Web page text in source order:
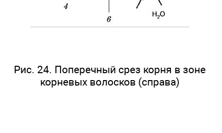
Рис. 24. Поперечный срез корня в зоне
корневых волосков (справа)